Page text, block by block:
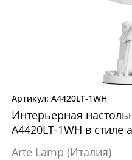
A4420LT-1WH
Интерьерная
A4420LT-1WH в стиле
Arte Lamp (Италия)